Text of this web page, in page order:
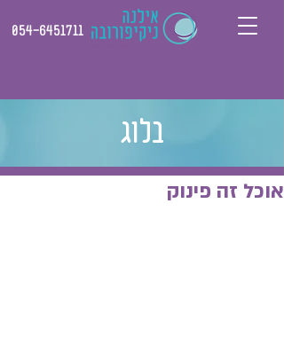
054-6451711
בלוג
אוכל זה פינוק